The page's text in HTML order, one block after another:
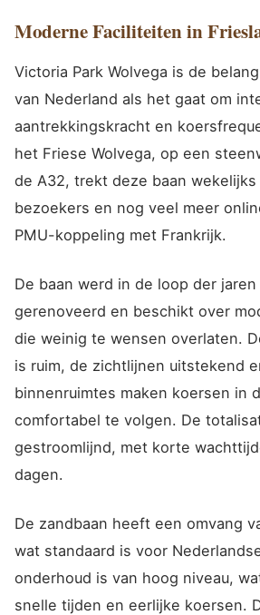
Moderne Faciliteiten in
Victoria Park Wolvega is de
van Nederland als het gaat om
aantrekkingskracht en
het Friese Wolvega, op een
de A32, trekt deze baan wekelijks
bezoekers en nog veel meer
PMU-koppeling met Frankrijk.
De baan werd in de loop der
gerenoveerd en beschikt over
die weinig te wensen overlaten.
is ruim, de zichtlijnen uitstekend
binnenruimtes maken koersen in
comfortabel te volgen. De
gestroomlijnd, met korte
dagen.
De zandbaan heeft een omvang
wat standaard is voor
onderhoud is van hoog niveau,
snelle tijden en eerlijke koersen.